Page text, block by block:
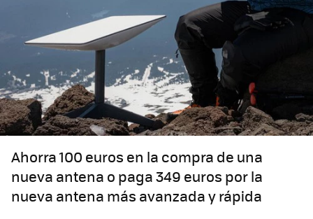
Ahorra 100 euros en la compra de una
nueva antena o paga 349 euros por la
nueva antena más avanzada y rápida